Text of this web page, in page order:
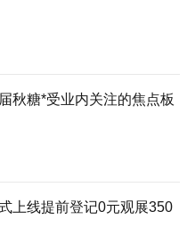
秋糖*受业内关注的焦点板
上线提前登记0元观展350